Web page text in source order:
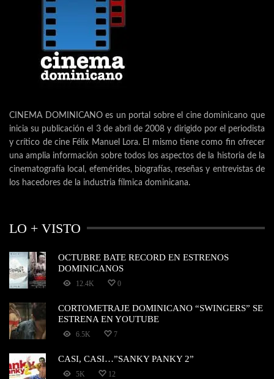
CINEMA DOMINICANO es un portal sobre el cine dominicano que
inicia su publicación el 3 de abril de 2008 y dirigido por el periodista
y crítico de cine Félix Manuel Lora. El mismo tiene como fin ofrecer
una amplia información sobre todos los aspectos de la historia de la
cinematografía local, efemérides, biografías, reseñas y entrevistas de
los hacedores de la industria fílmica dominicana.
LO + VISTO
OCTUBRE BATE RECORD EN ESTRENOS
DOMINICANOS
12.4K 0
CORTOMETRAJE DOMINICANO “SWINGERS” SE
ESTRENA EN YOUTUBE
6.5K 7
CASI, CASI…”SANKY PANKY 2”
5K 12